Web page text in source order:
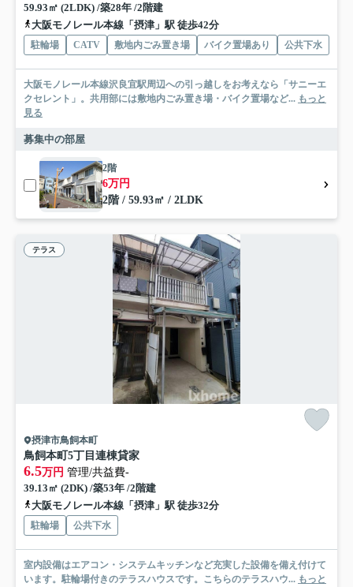
59.93㎡ (2LDK) /築28年 /2階建
大阪モノレール本線「摂津」駅 徒歩42分
駐輪場 CATV 敷地内ごみ置き場 バイク置場あり 公共下水
大阪モノレール本線沢良宜駅周辺への引っ越しをお考えなら「サニーエ
クセレント」。共用部には敷地内ごみ置き場・バイク置場など... もっと
見る
募集中の部屋
2階
6万円
2階 / 59.93㎡ / 2LDK
テラス
摂津市鳥飼本町
鳥飼本町5丁目連棟貸家
6.5万円 管理/共益費-
39.13㎡ (2DK) /築53年 /2階建
大阪モノレール本線「摂津」駅 徒歩32分
駐輪場 公共下水
室内設備はエアコン・システムキッチンなど充実した設備を備え付けて
います。駐輪場付きのテラスハウスです。こちらのテラスハウ... もっと